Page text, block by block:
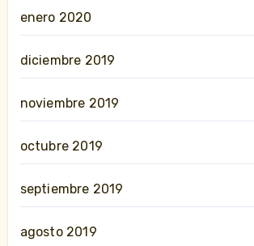
enero 2020
diciembre 2019
noviembre 2019
octubre 2019
septiembre 2019
agosto 2019